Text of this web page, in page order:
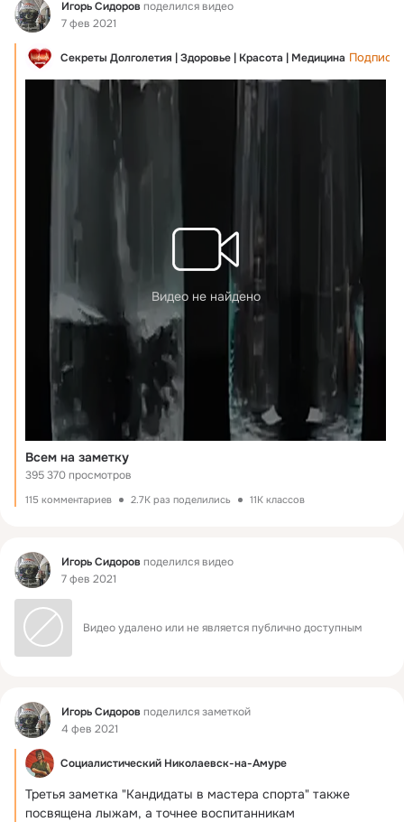
Фид Игорь Сидоров поделился видео
7 фев 2021
Секреты Долголетия | Здоровье | Красота | Медицина
Видео не найдено
Всем на заметку
395 370 просмотров
115 комментариев 2.7K раз поделились 11K классов
Фид Игорь Сидоров поделился видео
7 фев 2021
Видео удалено или не является публично доступным
Фид Игорь Сидоров поделился заметкой
4 фев 2021
Социалистический Николаевск-на-Амуре
Третья заметка "Кандидаты в мастера спорта" также
посвящена лыжам, а точнее воспитанникам